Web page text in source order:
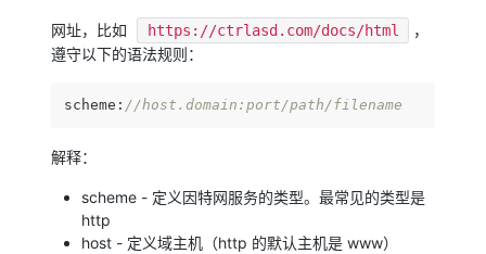
网址，比如 https://ctrlasd.com/docs/html
，
遵守以下的语法规则：
scheme: //host.domain:port/path/filename
解释：
scheme - 定义因特网服务的类型。最常见的类型是
http
host - 定义域主机（http 的默认主机是 www）